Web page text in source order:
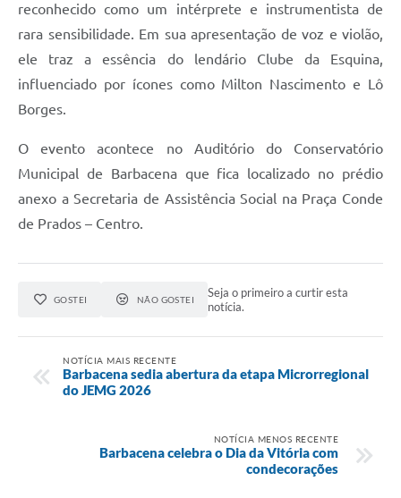
Legislação
Telefones Úteis
Transparência
reconhecido como um intérprete e instrumentista de
rara sensibilidade. Em sua apresentação de voz e violão,
ele traz a essência do lendário Clube da Esquina,
influenciado por ícones como Milton Nascimento e Lô
Borges.
O evento acontece no Auditório do Conservatório
Municipal de Barbacena que fica localizado no prédio
anexo a Secretaria de Assistência Social na Praça Conde
de Prados – Centro.
GOSTEI NÃO GOSTEI
Seja o primeiro a curtir esta
notícia.
NOTÍCIA MAIS RECENTE
Barbacena sedia abertura da etapa Microrregional
do JEMG 2026
NOTÍCIA MENOS RECENTE
Barbacena celebra o Dia da Vitória com
condecorações